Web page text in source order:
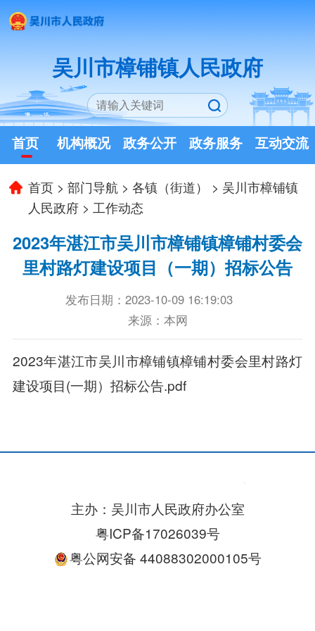
吴川市樟铺镇人民政府
首页 机构概况 政务公开 政务服务 互动交流
首页 >部门导航 >各镇（街道） > 吴川市樟铺镇
人民政府 > 工作动态
2023年湛江市吴川市樟铺镇樟铺村委会
里村路灯建设项目（一期）招标公告
发布日期：2023-10-09 16:19:03
来源：本网
2023年湛江市吴川市樟铺镇樟铺村委会里村路灯
建设项目(一期）招标公告.pdf
主办：吴川市人民政府办公室
粤ICP备17026039号
粤公网安备 44088302000105号